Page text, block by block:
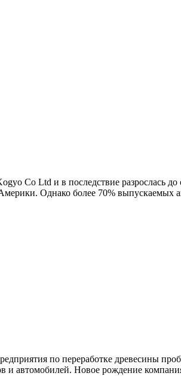
Co Ltd и в последствие разрослась
Однако более 70% выпускаемых
по переработке древесины
автомобилей. Новое рождение